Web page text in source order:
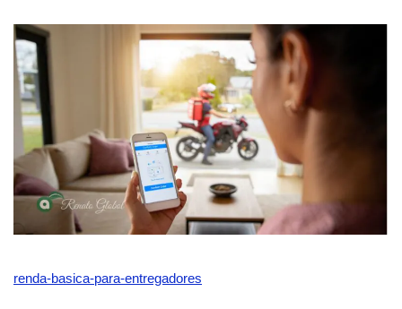
renda-basica-para-entregadores